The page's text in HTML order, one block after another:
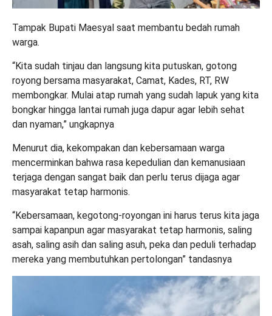
Tampak Bupati Maesyal saat membantu bedah rumah
warga.
“Kita sudah tinjau dan langsung kita putuskan, gotong
royong bersama masyarakat, Camat, Kades, RT, RW
membongkar. Mulai atap rumah yang sudah lapuk yang kita
bongkar hingga lantai rumah juga dapur agar lebih sehat
dan nyaman,” ungkapnya
Menurut dia, kekompakan dan kebersamaan warga
mencerminkan bahwa rasa kepedulian dan kemanusiaan
terjaga dengan sangat baik dan perlu terus dijaga agar
masyarakat tetap harmonis.
“Kebersamaan, kegotong-royongan ini harus terus kita jaga
sampai kapanpun agar masyarakat tetap harmonis, saling
asah, saling asih dan saling asuh, peka dan peduli terhadap
mereka yang membutuhkan pertolongan” tandasnya